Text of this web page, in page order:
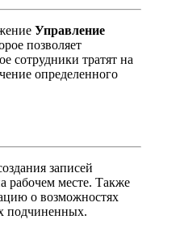
Управление
позволяет
сотрудники тратят на
определенного
записей
рабочем месте. Также
о возможностях
подчиненных.